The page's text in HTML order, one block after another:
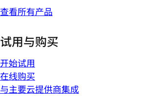
查看所有产品
试用与购买
开始试用
在线购买
与主要云提供商集成